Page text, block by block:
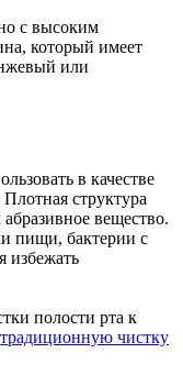
с высоким
который имеет
или
в качестве
Плотная структура
вещество.
пищи, бактерии с
избежать
полости рта к
традиционную чистку